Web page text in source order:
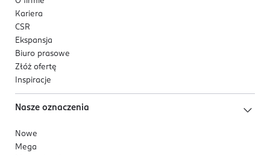
Kariera
CSR
Ekspansja
Biuro prasowe
Złóż ofertę
Inspiracje
Nasze oznaczenia
Nowe
Mega